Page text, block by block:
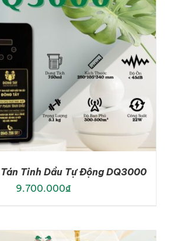
Tinh Dầu Tự Động DQ3000
9.700.000₫